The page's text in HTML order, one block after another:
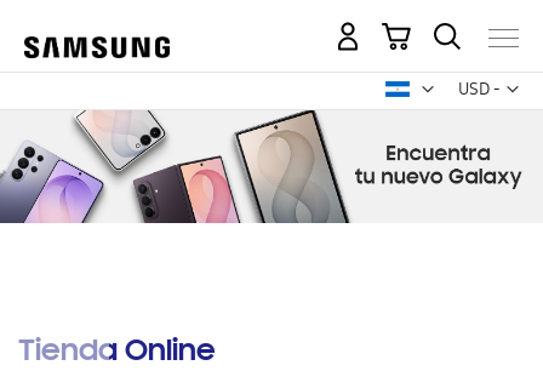
USD -
dólar
Mi carrito
Tienda Online